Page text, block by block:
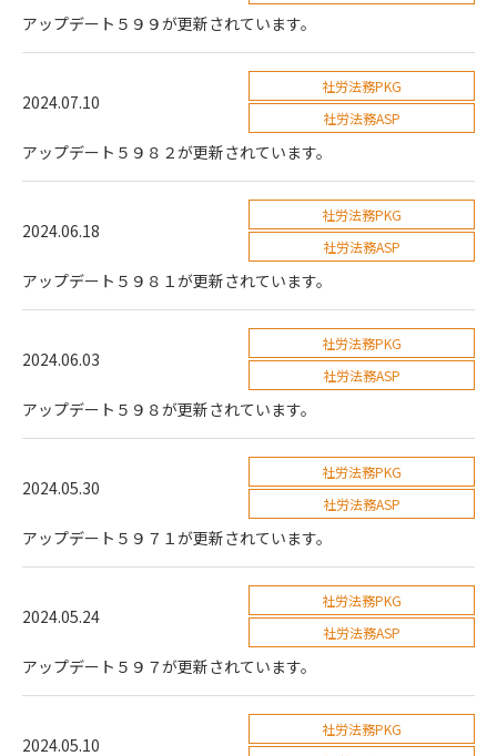
アップデート５９９が更新されています。
2024.07.10
社労法務PKG
社労法務ASP
アップデート５９８２が更新されています。
2024.06.18
社労法務PKG
社労法務ASP
アップデート５９８１が更新されています。
2024.06.03
社労法務PKG
社労法務ASP
アップデート５９８が更新されています。
2024.05.30
社労法務PKG
社労法務ASP
アップデート５９７１が更新されています。
2024.05.24
社労法務PKG
社労法務ASP
アップデート５９７が更新されています。
2024.05.10
社労法務PKG